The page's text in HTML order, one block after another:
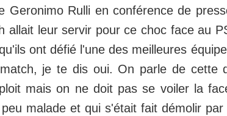
Geronimo Rulli en conférence de
allait leur servir pour ce choc face au
ont défié l'une des meilleures
je te dis oui. On parle de cette
mais on ne doit pas se voiler la
malade et qui s'était fait démolir